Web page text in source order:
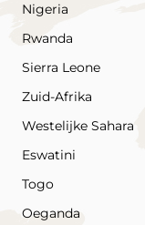
Nigeria
Rwanda
Sierra Leone
Zuid-Afrika
Westelijke Sahara
Eswatini
Togo
Oeganda